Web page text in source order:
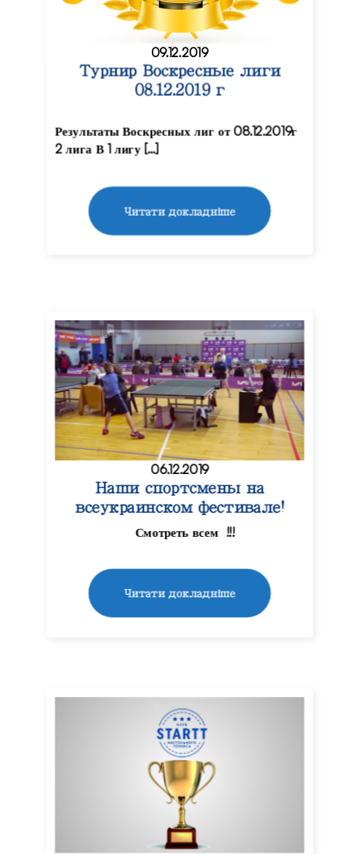
09.12.2019
Турнир Воскресные лиги
08.12.2019 г
Результаты Воскресных лиг от 08.12.2019г
2 лига В 1 лигу […]
Читати докладніше
06.12.2019
Наши спортсмены на
всеукраинском фестивале!
Смотреть всем !!!
Читати докладніше